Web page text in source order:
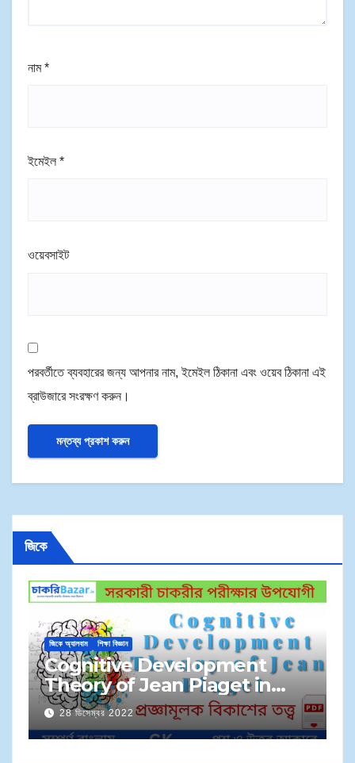
নাম*
ইমেইল *
ওয়েবসাইট
পরবর্তীতে ব্যবহারের জন্য আপনার নাম, ইমেইল ঠিকানা এবং ওয়েব ঠিকানা এই
ব্রাউজারে সংরক্ষণ করুন।
জিকে
জিকে অ্যালবাম শিক্ষা বিজ্ঞান
Cognitive Development
Theory of Jean Piaget in
Bengali | জেন পিয়াজেঁর প্রজ্ঞামূলক
বিকাশের তত্ত্ব
28 ডিসেম্বর 2022